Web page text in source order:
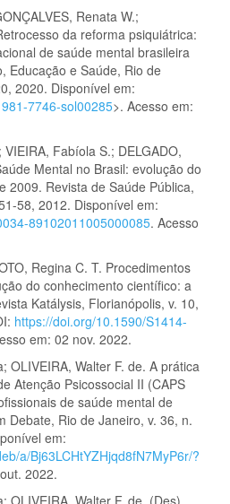
Renata W.;
da reforma psiquiátrica:
de saúde mental brasileira
Educação e Saúde, Rio de
2020. Disponível em:
7746-sol00285>. Acesso em:
Fabíola S.; DELGADO,
Mental no Brasil: evolução do
2009. Revista de Saúde Pública,
58, 2012. Disponível em:
89102011005000085. Acesso
Regina C. T. Procedimentos
do conhecimento científico: a
Katálysis, Florianópolis, v. 10,
https://doi.org/10.1590/S1414-
em: 02 nov. 2022.
OLIVEIRA, Walter F. de. A prática
Atenção Psicossocial II (CAPS
de saúde mental de
Debate, Rio de Janeiro, v. 36, n.
em:
a/Bj63LCHtYZHjqd8fN7MyP6r/?
2022.